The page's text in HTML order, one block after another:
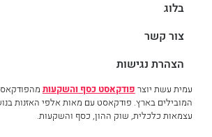
בלוג
צור קשר
הצהרת נגישות
עמית עשת יוצר פודקאסט כסף והשקעות
המובילים בארץ. פודקאסט עם מאות אלפי האזנות
עצמאות כלכלית, שוק ההון, כסף והשקעות.